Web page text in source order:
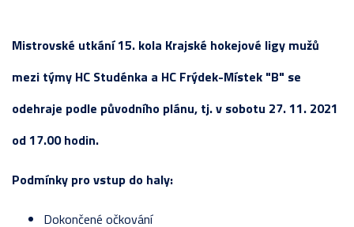
Mistrovské utkání 15. kola Krajské hokejové ligy mužů
mezi týmy HC Studénka a HC Frýdek-Místek "B" se
odehraje podle původního plánu, tj. v sobotu 27. 11. 2021
od 17.00 hodin.
Podmínky pro vstup do haly:
Dokončené očkování